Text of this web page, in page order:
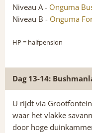
Niveau A - Onguma
Niveau B - Onguma
HP = halfpension
Dag 13-14:
U rijdt via
waar het vlakke
door hoge